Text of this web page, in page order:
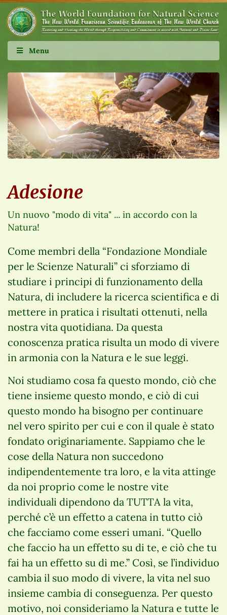
Menu
Adesione
Un nuovo "modo di vita" ... in accordo con la
Natura!
Come membri della “Fondazione Mondiale
per le Scienze Naturali” ci sforziamo di
studiare i principi di funzionamento della
Natura, di includere la ricerca scientifica e di
mettere in pratica i risultati ottenuti, nella
nostra vita quotidiana. Da questa
conoscenza pratica risulta un modo di vivere
in armonia con la Natura e le sue leggi.
Noi studiamo cosa fa questo mondo, ciò che
tiene insieme questo mondo, e ciò di cui
questo mondo ha bisogno per continuare
nel vero spirito per cui e con il quale è stato
fondato originariamente. Sappiamo che le
cose della Natura non succedono
indipendentemente tra loro, e la vita attinge
da noi proprio come le nostre vite
individuali dipendono da TUTTA la vita,
perché c’è un effetto a catena in tutto ciò
che facciamo come esseri umani. “Quello
che faccio ha un effetto su di te, e ciò che tu
fai ha un effetto su di me.” Così, se l’individuo
cambia il suo modo di vivere, la vita nel suo
insieme cambia di conseguenza. Per questo
motivo, noi consideriamo la Natura e tutte le